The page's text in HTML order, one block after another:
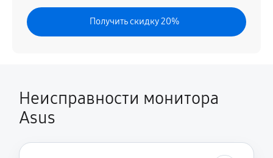
Замена блока питания
Получить скидку 20%
Неисправности монитора
Asus